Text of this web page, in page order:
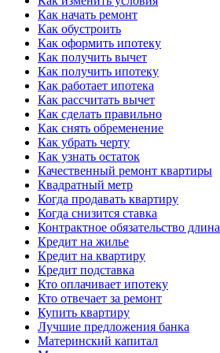
Как начать ремонт
Как обустроить
Как оформить ипотеку
Как получить вычет
Как получить ипотеку
Как работает ипотека
Как рассчитать вычет
Как сделать правильно
Как снять обременение
Как убрать черту
Как узнать остаток
Качественный ремонт квартиры
Квадратный метр
Когда продавать квартиру
Когда снизится ставка
Контрактное обязательство длина
Кредит на жилье
Кредит на квартиру
Кредит подставка
Кто оплачивает ипотеку
Кто отвечает за ремонт
Купить квартиру
Лучшие предложения банка
Материнский капитал